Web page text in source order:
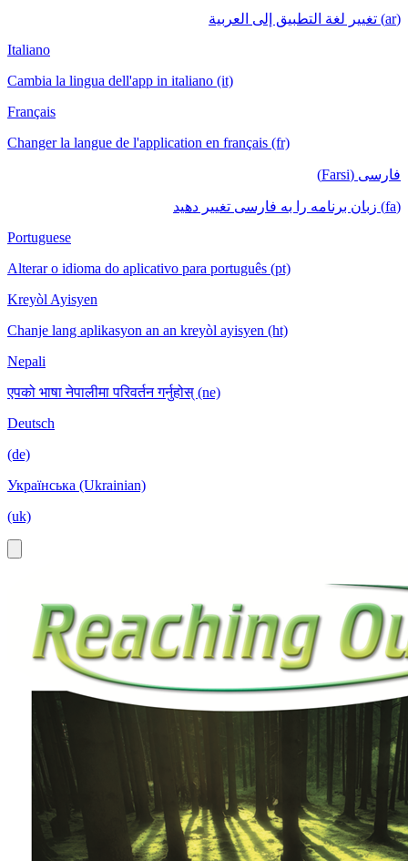
(ar) تغيير لغة التطبيق إلى العربية
Italiano
Cambia la lingua dell'app in italiano (it)
Français
Changer la langue de l'application en français (fr)
فارسی (Farsi)
(fa) زبان برنامه را به فارسی تغییر دهید
Portuguese
Alterar o idioma do aplicativo para português (pt)
Kreyòl Ayisyen
Chanje lang aplikasyon an an kreyòl ayisyen (ht)
Nepali
एपको भाषा नेपालीमा परिवर्तन गर्नुहोस् (ne)
Deutsch
(de)
Українська (Ukrainian)
(uk)